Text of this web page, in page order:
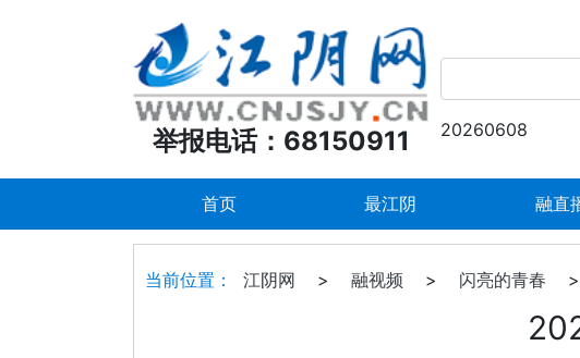
举报电话：68150911 20260608
首页 最江阴 融直
当前位置： 江阴网 > 融视频 > 闪亮的青春 >